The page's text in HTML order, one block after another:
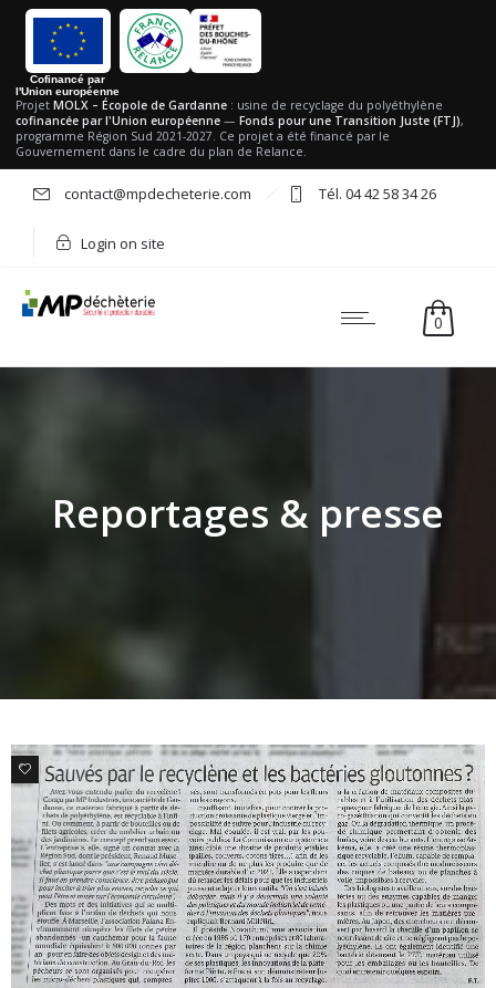
Cofinancé par
l'Union européenne
Projet MOLX – Écopole de Gardanne : usine de recyclage du polyéthylène
cofinancée par l'Union européenne — Fonds pour une Transition Juste (FTJ),
programme Région Sud 2021-2027. Ce projet a été financé par le
Gouvernement dans le cadre du plan de Relance.
contact@mpdecheterie.com Tél. 04 42 58 34 26
Login on site
0
Reportages & presse
1